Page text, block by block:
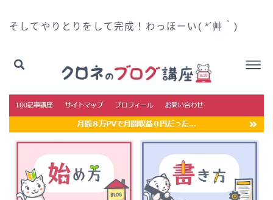
そしてやりとりをして完成！わっほーい( *´艸｀)